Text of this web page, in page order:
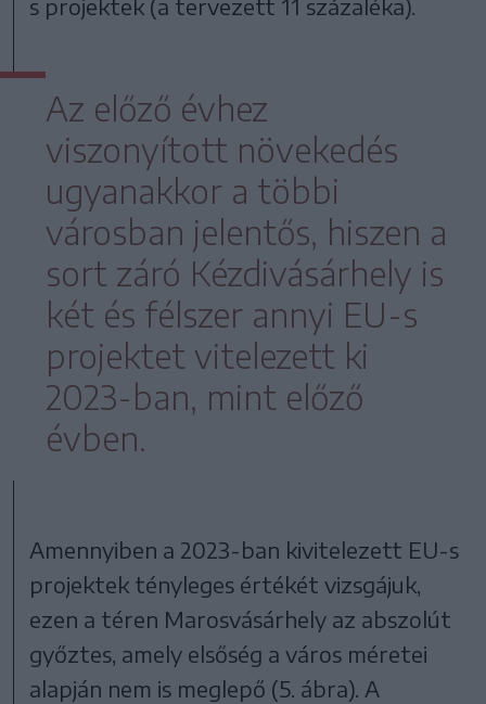
s projektek (a tervezett 11 százaléka).
Az előző évhez
viszonyított növekedés
ugyanakkor a többi
városban jelentős, hiszen a
sort záró Kézdivásárhely is
két és félszer annyi EU-s
projektet vitelezett ki
2023-ban, mint előző
évben.
Amennyiben a 2023-ban kivitelezett EU-s
projektek tényleges értékét vizsgájuk,
ezen a téren Marosvásárhely az abszolút
győztes, amely elsőség a város méretei
alapján nem is meglepő (5. ábra). A